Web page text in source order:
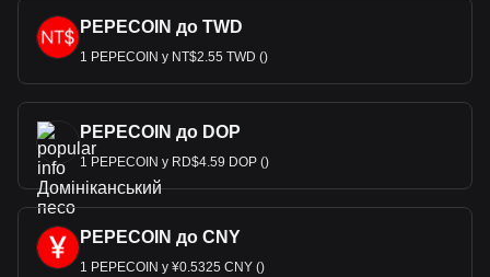
PEPECOIN до TWD
1 PEPECOIN у NT$2.55 TWD ()
PEPECOIN до DOP
1 PEPECOIN у RD$4.59 DOP ()
PEPECOIN до CNY
1 PEPECOIN у ¥0.5325 CNY ()